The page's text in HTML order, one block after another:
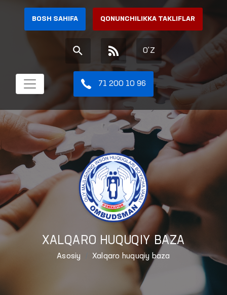
BOSH SAHIFA QONUNCHILIKKA TAKLIFLAR
O'Z
71 200 10 96
XALQARO HUQUQIY BAZA
Asosiy Xalqaro huquqiy baza